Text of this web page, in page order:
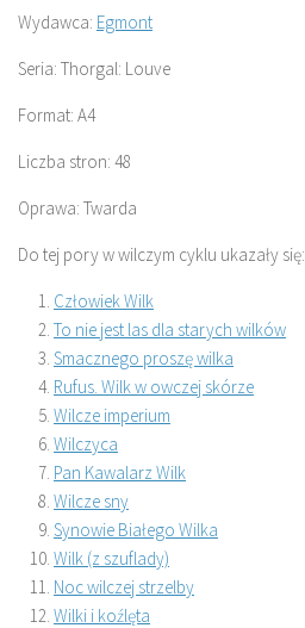
Wydawca: Egmont
Seria: Thorgal: Louve
Format: A4
Liczba stron: 48
Oprawa: Twarda
Do tej pory w wilczym cyklu ukazały się:
Człowiek Wilk
To nie jest las dla starych wilków
Smacznego proszę wilka
Rufus. Wilk w owczej skórze
Wilcze imperium
Wilczyca
Pan Kawalarz Wilk
Wilcze sny
Synowie Białego Wilka
Wilk (z szuflady)
Noc wilczej strzelby
Wilki i koźlęta